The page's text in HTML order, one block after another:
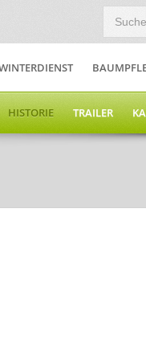
HISTORIE TRAILER